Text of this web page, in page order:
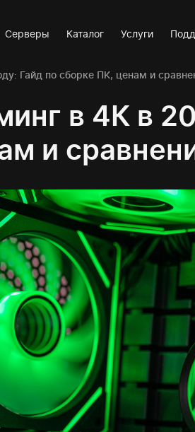
Серверы Каталог Услуги
Гайд по сборке ПК, ценам и
в 4К в
и